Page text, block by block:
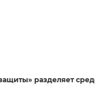
разделяет